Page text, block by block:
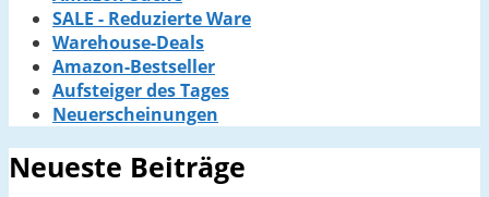
SALE - Reduzierte Ware
Warehouse-Deals
Amazon-Bestseller
Aufsteiger des Tages
Neuerscheinungen
Neueste Beiträge